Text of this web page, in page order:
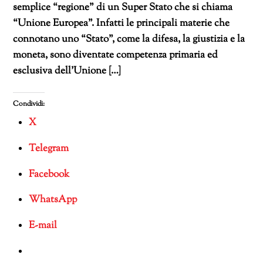
semplice “regione” di un Super Stato che si chiama
“Unione Europea”. Infatti le principali materie che
connotano uno “Stato”, come la difesa, la giustizia e la
moneta, sono diventate competenza primaria ed
esclusiva dell’Unione […]
Condividi:
X
Telegram
Facebook
WhatsApp
E-mail